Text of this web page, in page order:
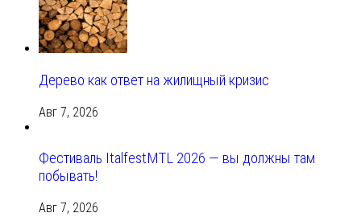
Дерево как ответ на жилищный кризис
Авг 7, 2026
Фестиваль ItalfestMTL 2026 — вы должны там
побывать!
Авг 7, 2026